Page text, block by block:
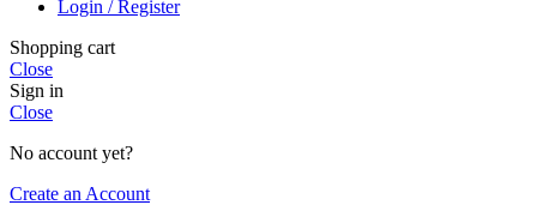
Login / Register
Shopping cart
Close
Sign in
Close
No account yet?
Create an Account